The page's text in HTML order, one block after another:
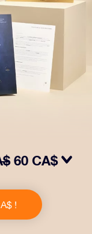
60 CA$
seçtiğiniz
uygulamalara
ve
!